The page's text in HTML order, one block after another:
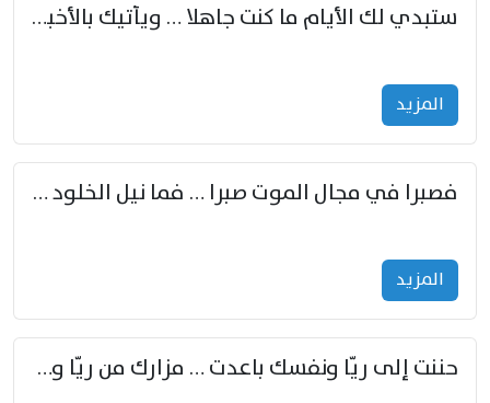
ستبدي لك الأيام ما كنت جاهلا … ويأتيك بالأخبار من لم تزوّد
المزید
فصبرا في مجال الموت صبرا … فما نيل الخلود بمستطاع
المزید
حننت إلى ريّا ونفسك باعدت … مزارك من ريّا وشعباكما معا